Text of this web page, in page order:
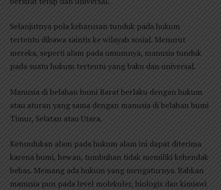
Selanjutnya pola keharusan tunduk pada hukum
tertentu dibawa saintis ke wilayah sosial. Menurut
mereka, seperti alam pada umumnya, manusia tunduk
pada suatu hukum tertentu yang baku dan universal.
Manusia di belahan bumi Barat berlaku dengan hukum
atau aturan yang sama dengan manusia di belahan bumi
Timur, Selatan atau Utara.
Ketundukan alam pada hukum alam ini dapat diterima
karena bumi, hewan, tumbuhan tidak memiliki kehendak
bebas. Memang ada hukum yang mengaturnya. Bahkan
manusia pun pada level molekuler, biologis dan kimiawi